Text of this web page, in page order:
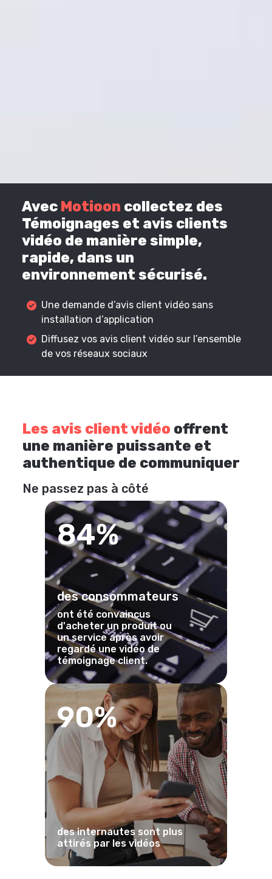
Avec Motioon collectez des
Témoignages et avis clients
vidéo de manière simple,
rapide, dans un
environnement sécurisé.
Une demande d’avis client vidéo sans
installation d’application
Diffusez vos avis client vidéo sur l’ensemble
de vos réseaux sociaux
Les avis client vidéo offrent
une manière puissante et
authentique de communiquer
Ne passez pas à côté
84%
des consommateurs
ont été convaincus
d'acheter un produit ou
un service après avoir
regardé une vidéo de
témoignage client.
90%
des internautes sont plus
attirés par les vidéos